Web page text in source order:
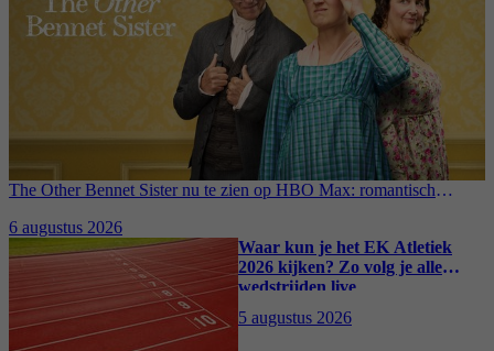
The Other Bennet Sister nu te zien op HBO Max: romantisch
6 augustus 2026
Waar kun je het EK Atletiek
2026 kijken? Zo volg je alle
wedstrijden live
5 augustus 2026